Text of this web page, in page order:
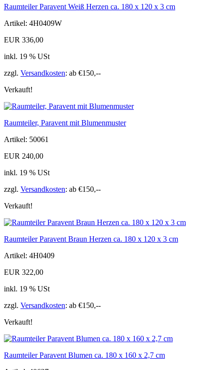
Raumteiler Paravent Weiß Herzen ca. 180 x 120 x 3 cm
Artikel: 4H0409W
EUR 336,00
inkl. 19 % USt
zzgl. Versandkosten: ab €150,--
Verkauft!
Raumteiler, Paravent mit Blumenmuster
Artikel: 50061
EUR 240,00
inkl. 19 % USt
zzgl. Versandkosten: ab €150,--
Verkauft!
Raumteiler Paravent Braun Herzen ca. 180 x 120 x 3 cm
Artikel: 4H0409
EUR 322,00
inkl. 19 % USt
zzgl. Versandkosten: ab €150,--
Verkauft!
Raumteiler Paravent Blumen ca. 180 x 160 x 2,7 cm